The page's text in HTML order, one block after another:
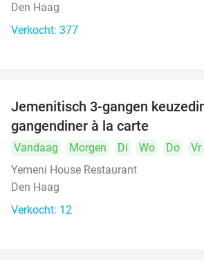
Den Haag
Verkocht: 377
Jemenitisch 3-gangen
gangendiner à la carte
Vandaag Morgen Di Wo Do Vr
Yemeni House Restaurant
Den Haag
Verkocht: 12